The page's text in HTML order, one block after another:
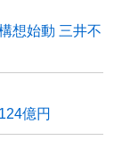
想始動 三井不
億円